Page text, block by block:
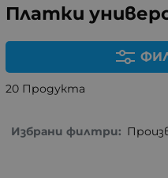
Платки
20 Продукта
Избрани филтри: